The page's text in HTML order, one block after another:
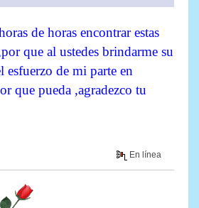
de horas encontrar estas
que al ustedes brindarme su
esfuerzo de mi parte en
que pueda ,agradezco tu
En línea